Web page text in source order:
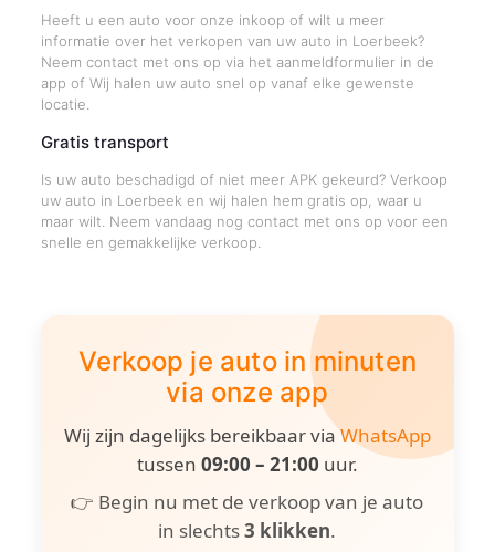
Heeft u een auto voor onze inkoop of wilt u meer
informatie over het verkopen van uw auto in Loerbeek?
Neem contact met ons op via het aanmeldformulier in de
app of Wij halen uw auto snel op vanaf elke gewenste
locatie.
Gratis transport
Is uw auto beschadigd of niet meer APK gekeurd? Verkoop
uw auto in Loerbeek en wij halen hem gratis op, waar u
maar wilt. Neem vandaag nog contact met ons op voor een
snelle en gemakkelijke verkoop.
Verkoop je auto in minuten
via onze app
Wij zijn dagelijks bereikbaar viaWhatsApp
tussen 09:00 – 21:00 uur.
👉 Begin nu met de verkoop van je auto
in slechts3 klikken.